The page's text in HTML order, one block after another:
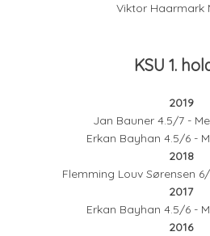
Viktor Haarmark
KSU 1.
2019
Jan Bauner 4.5/7 -
Erkan Bayhan 4.5/6 -
2018
Flemming Louv Sørensen
2017
Erkan Bayhan 4.5/6 -
2016